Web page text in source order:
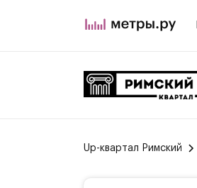
Up-квартал Римский